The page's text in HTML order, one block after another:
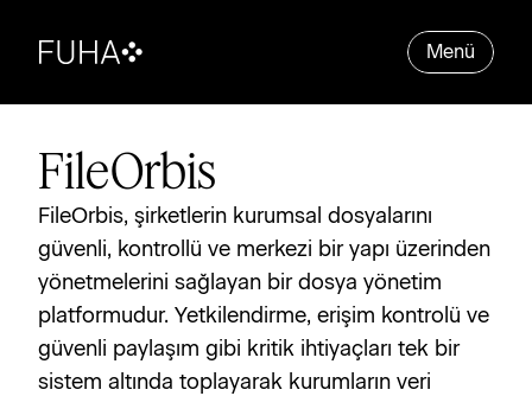
Menü
FileOrbis
FileOrbis, şirketlerin kurumsal dosyalarını
güvenli, kontrollü ve merkezi bir yapı üzerinden
yönetmelerini sağlayan bir dosya yönetim
platformudur. Yetkilendirme, erişim kontrolü ve
güvenli paylaşım gibi kritik ihtiyaçları tek bir
sistem altında toplayarak kurumların veri